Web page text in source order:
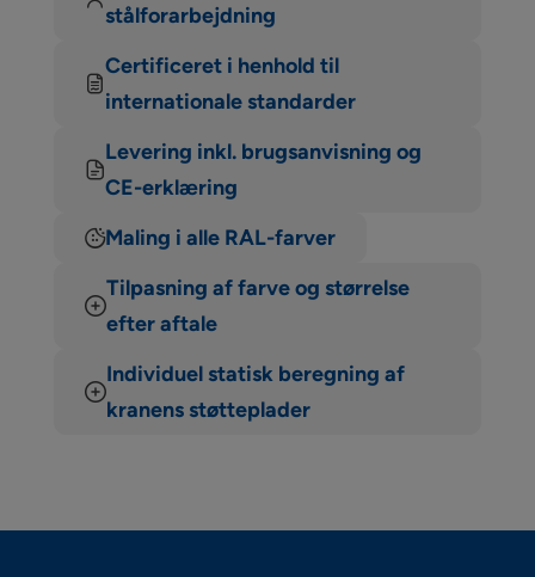
stålforarbejdning
Certificeret i henhold til
internationale standarder
Levering inkl. brugsanvisning og
CE-erklæring
Maling i alle RAL-farver
Tilpasning af farve og størrelse
efter aftale
Individuel statisk beregning af
kranens støtteplader